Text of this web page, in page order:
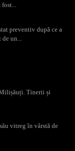
preventiv după ce a
un...
Tinerii și
vitreg în vârstă de